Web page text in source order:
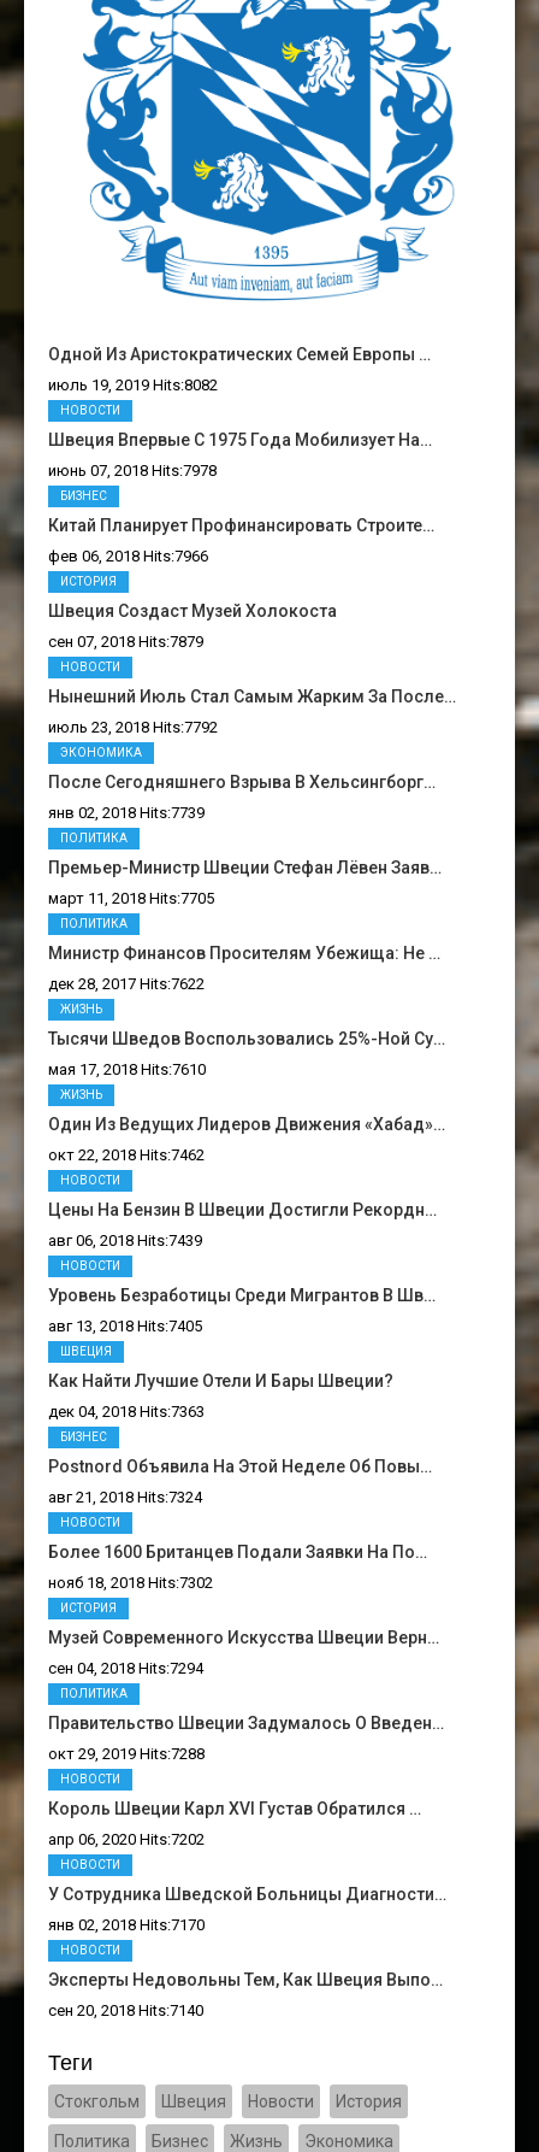
Одной Из Аристократических Семей Европы …
июль 19, 2019 Hits:8082
Швеция Впервые С 1975 Года Мобилизует На…
июнь 07, 2018 Hits:7978
НОВОСТИ
Китай Планирует Профинансировать Строите…
фев 06, 2018 Hits:7966
БИЗНЕС
Швеция Создаст Музей Холокоста
сен 07, 2018 Hits:7879
ИСТОРИЯ
Нынешний Июль Стал Самым Жарким За После…
июль 23, 2018 Hits:7792
НОВОСТИ
После Сегодняшнего Взрыва В Хельсингборг…
янв 02, 2018 Hits:7739
ЭКОНОМИКА
Премьер-Министр Швеции Стефан Лёвен Заяв…
март 11, 2018 Hits:7705
ПОЛИТИКА
Министр Финансов Просителям Убежища: Не …
дек 28, 2017 Hits:7622
ПОЛИТИКА
Тысячи Шведов Воспользовались 25%-Ной Су…
мая 17, 2018 Hits:7610
ЖИЗНЬ
Один Из Ведущих Лидеров Движения «Хабад»…
окт 22, 2018 Hits:7462
ЖИЗНЬ
Цены На Бензин В Швеции Достигли Рекордн…
авг 06, 2018 Hits:7439
НОВОСТИ
Уровень Безработицы Среди Мигрантов В Шв…
авг 13, 2018 Hits:7405
НОВОСТИ
Как Найти Лучшие Отели И Бары Швеции?
дек 04, 2018 Hits:7363
ШВЕЦИЯ
Postnord Объявила На Этой Неделе Об Повы…
авг 21, 2018 Hits:7324
БИЗНЕС
Более 1600 Британцев Подали Заявки На По…
нояб 18, 2018 Hits:7302
НОВОСТИ
Музей Современного Искусства Швеции Верн…
сен 04, 2018 Hits:7294
ИСТОРИЯ
Правительство Швеции Задумалось О Введен…
окт 29, 2019 Hits:7288
ПОЛИТИКА
Король Швеции Карл XVI Густав Обратился …
апр 06, 2020 Hits:7202
НОВОСТИ
У Сотрудника Шведской Больницы Диагности…
янв 02, 2018 Hits:7170
НОВОСТИ
Эксперты Недовольны Тем, Как Швеция Выпо…
сен 20, 2018 Hits:7140
НОВОСТИ
Теги
Стокгольм Швеция Новости История
Политика Бизнес Жизнь Экономика